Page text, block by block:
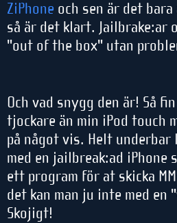
ZiPhone och sen är det
så är det klart. Jailbrake:ar
"out of the box" utan
Och vad snygg den är! Så
tjockare än min iPod touch
på något vis. Helt underbar
med en jailbreak:ad iPhone
ett program för at skicka
det kan man ju inte med en
Skojigt!